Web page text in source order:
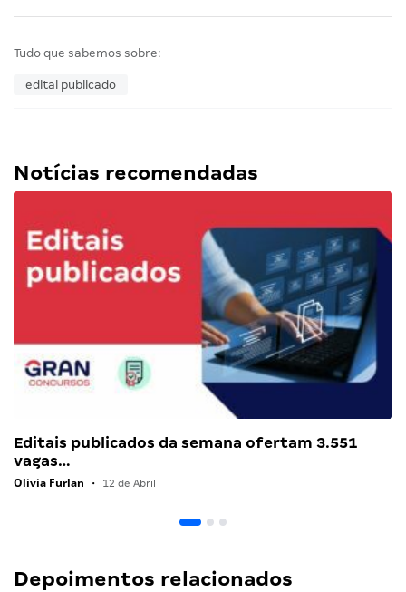
Tudo que sabemos sobre:
edital publicado
Notícias recomendadas
Editais publicados da semana ofertam 3.551
vagas…
Olivia Furlan • 12 de Abril
Depoimentos relacionados